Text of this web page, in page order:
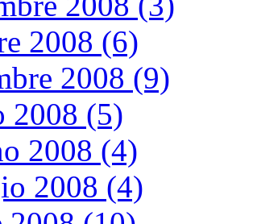
2008 (6)
2008 (9)
2008 (5)
2008 (4)
2008 (4)